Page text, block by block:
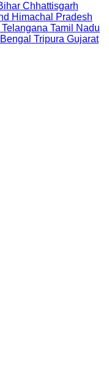
Chhattisgarh
Himachal Pradesh
Telangana Tamil Nadu
Tripura Gujarat